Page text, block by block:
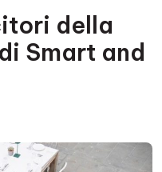
della
Smart and